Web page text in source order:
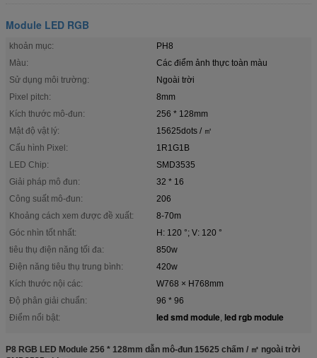
Module LED RGB
khoản mục:
PH8
Màu:
Các điểm ảnh thực toàn màu
Sử dụng môi trường:
Ngoài trời
Pixel pitch:
8mm
Kích thước mô-đun:
256 * 128mm
Mật độ vật lý:
15625dots / ㎡
Cấu hình Pixel:
1R1G1B
LED Chip:
SMD3535
Giải pháp mô đun:
32 * 16
Công suất mô-đun:
206
Khoảng cách xem được đề xuất:
8-70m
Góc nhìn tốt nhất:
H: 120 °; V: 120 °
tiêu thụ điện năng tối đa:
850w
Điện năng tiêu thụ trung bình:
420w
Kích thước nội các:
W768 × H768mm
Độ phân giải chuẩn:
96 * 96
Điểm nổi bật:
led smd module, led rgb module
P8 RGB LED Module 256 * 128mm dẫn mô-đun 15625 chấm / ㎡ ngoài trời